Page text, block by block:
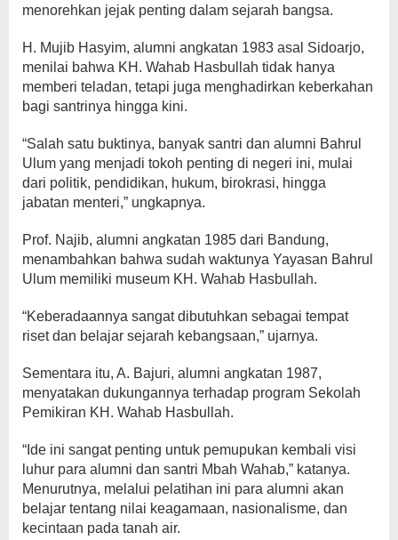
menorehkan jejak penting dalam sejarah bangsa.
H. Mujib Hasyim, alumni angkatan 1983 asal Sidoarjo,
menilai bahwa KH. Wahab Hasbullah tidak hanya
memberi teladan, tetapi juga menghadirkan keberkahan
bagi santrinya hingga kini.
“Salah satu buktinya, banyak santri dan alumni Bahrul
Ulum yang menjadi tokoh penting di negeri ini, mulai
dari politik, pendidikan, hukum, birokrasi, hingga
jabatan menteri,” ungkapnya.
Prof. Najib, alumni angkatan 1985 dari Bandung,
menambahkan bahwa sudah waktunya Yayasan Bahrul
Ulum memiliki museum KH. Wahab Hasbullah.
“Keberadaannya sangat dibutuhkan sebagai tempat
riset dan belajar sejarah kebangsaan,” ujarnya.
Sementara itu, A. Bajuri, alumni angkatan 1987,
menyatakan dukungannya terhadap program Sekolah
Pemikiran KH. Wahab Hasbullah.
“Ide ini sangat penting untuk pemupukan kembali visi
luhur para alumni dan santri Mbah Wahab,” katanya.
Menurutnya, melalui pelatihan ini para alumni akan
belajar tentang nilai keagamaan, nasionalisme, dan
kecintaan pada tanah air.